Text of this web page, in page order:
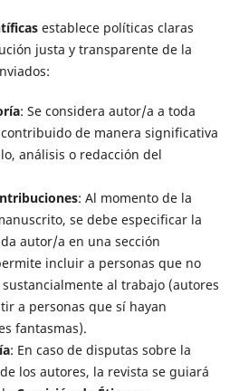
establece políticas claras
justa y transparente de la
: Se considera autor/a a toda
de manera significativa
análisis o redacción del
: Al momento de la
se debe especificar la
autor/a en una sección
incluir a personas que no
al trabajo (autores
a personas que sí hayan
fantasmas).
: En caso de disputas sobre la
los autores, la revista se guiará